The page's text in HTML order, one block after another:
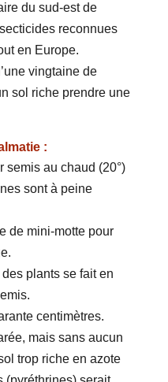
du sud-est de
reconnues
en Europe.
vingtaine de
sol riche prendre une
:
semis au chaud (20°)
sont à peine
de mini-motte pour
plants se fait en
centimètres.
mais sans aucun
trop riche en azote